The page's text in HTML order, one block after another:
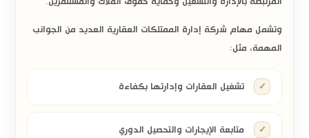
وتشمل مهام شركة إدارة الممتلكات العقارية العديد من الجوانب
المهمة، مثل:
تشغيل العقارات وإدارتها بكفاءة
متابعة الإيجارات والتحصيل الدوري